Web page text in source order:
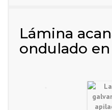
Lámina
ondulado